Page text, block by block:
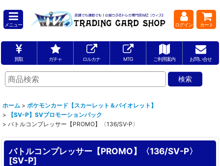
メニュー ログイン カート
買取 ガチャ ロルカナ MTG ご利用案内 お問い合せ
ホーム > ポケモンカード【スカーレット＆バイオレット】
>
【SV-P】SVプロモーションパック
> バトルコンプレッサー【PROMO】〈136/SV-P〉
バトルコンプレッサー【PROMO】〈136/SV-P〉
[SV-P]